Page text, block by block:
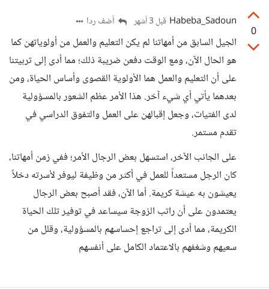
0
Habeba_Sadoun قبل 3 أشهر أضف ردا
الجيل السابق من أمهاتنا لم يكن التعليم والعمل من أولوياتهن كما
هو الحال الآن، ومع الوقت دفعن ضريبة ذلك؛ مما أدى إلى تربيتنا
على أن التعليم والعمل هما الأولوية القصوى وأساس الحياة، ومن
بعدهما يأتي أي شيء آخر. هذا الأمر عظم الشعور بالمسؤولية
لدى الفتيات، وجعل إقبالهن على العمل والتفوق الدراسي في
تقدم مستمر.
على الجانب الآخر، استسهل بعض الرجال الأمر؛ ففي زمن أمهاتنا،
كان الرجل مستعداً للعمل في أكثر من وظيفة ليوفر لأسرته دخلاً
يعيشون به عيشة كريمة. أما الآن، فقد أصبح بعض الرجال
يعتمدون على أن راتب الزوجة سيساعد في توفير تلك الحياة
الكريمة، مما أدى إلى تراجع إحساسهم بالمسؤولية، وقلل من
سعيهم وشغفهم بالاعتماد الكامل على أنفسهم